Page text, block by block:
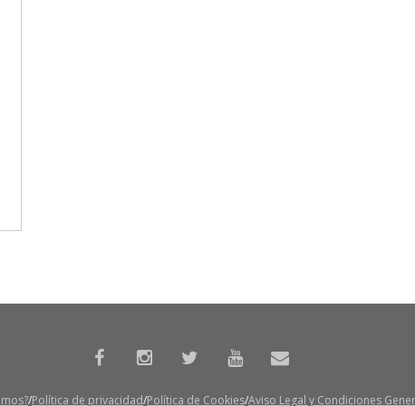
Política de privacidad Política de Cookies Aviso Legal y Condiciones